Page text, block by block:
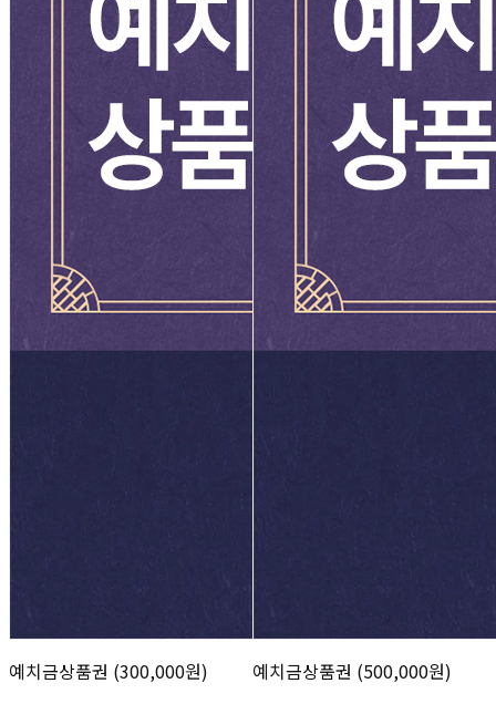
예치금상품권 (300,000원) 예치금상품권 (500,000원)